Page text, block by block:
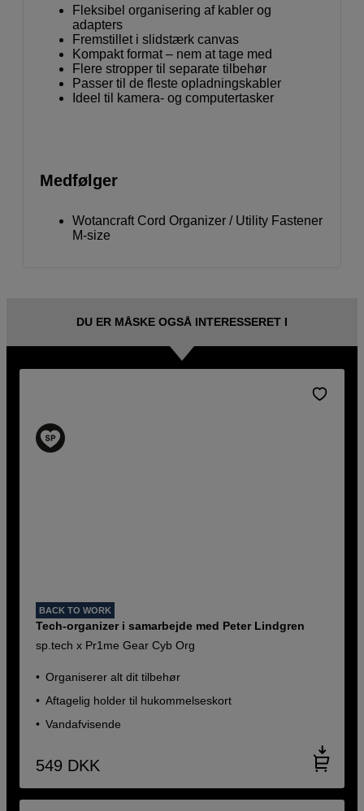
Fleksibel organisering af kabler og
adapters
Fremstillet i slidstærk canvas
Kompakt format – nem at tage med
Flere stropper til separate tilbehør
Passer til de fleste opladningskabler
Ideel til kamera- og computertasker
Medfølger
Wotancraft Cord Organizer / Utility Fastener
M-size
DU ER MÅSKE OGSÅ INTERESSERET I
BACK TO WORK
Tech-organizer i samarbejde med Peter Lindgren
sp.tech x Pr1me Gear Cyb Org
Organiserer alt dit tilbehør
Aftagelig holder til hukommelseskort
Vandafvisende
549 DKK